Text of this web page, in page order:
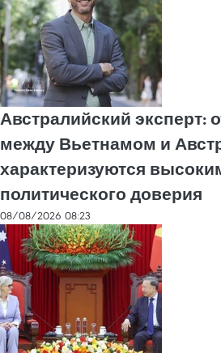
Австралийский эксперт:
между Вьетнамом и
характеризуются
политического доверия
08/08/2026 08:23